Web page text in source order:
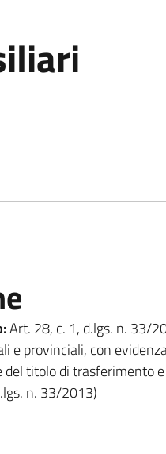
Art. 28, c. 1, d.lgs. n. 33/
e provinciali, con
del titolo di trasferimento
n. 33/2013)